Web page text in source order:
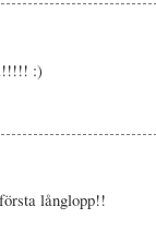
:)
långlopp!!